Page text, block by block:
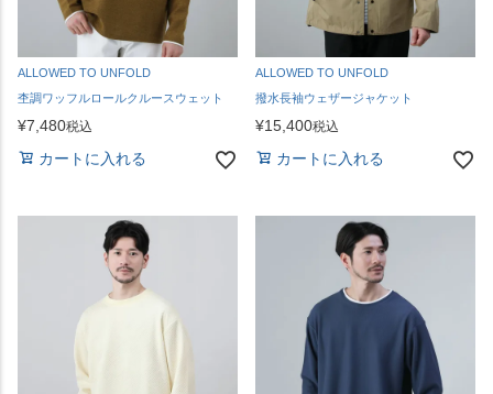
ALLOWED TO UNFOLD
杢調ワッフルロールクルースウェット
¥7,480税込
カートに入れる
ALLOWED TO UNFOLD
撥水長袖ウェザージャケット
¥15,400税込
カートに入れる